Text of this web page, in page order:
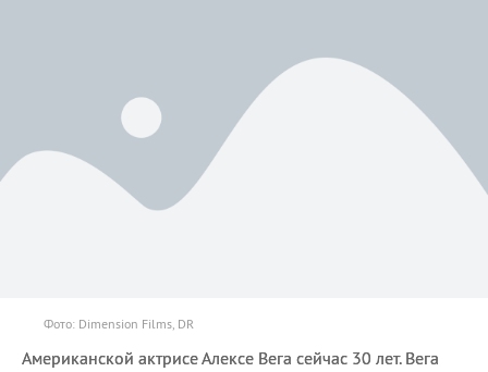
Фото: Dimension Films, DR
Американской актрисе Алексе Вега сейчас 30 лет. Вега